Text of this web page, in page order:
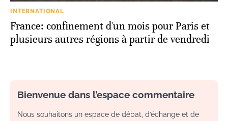
INTERNATIONAL
France: confinement d'un mois pour Paris et
plusieurs autres régions à partir de vendredi
Bienvenue dans l’espace commentaire
Nous souhaitons un espace de débat, d’échange et de